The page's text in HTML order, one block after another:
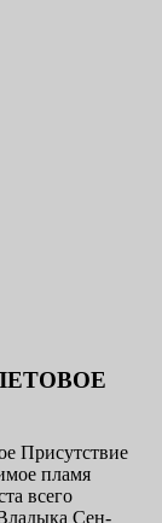
Присутствие
пламя
всего
Сен-